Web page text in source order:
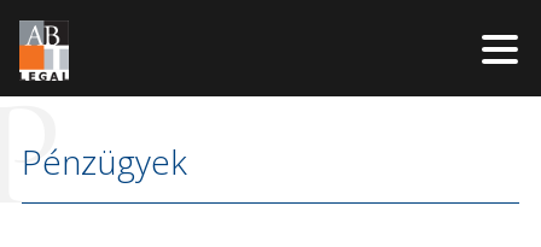
tartalomba
Pénzügyek